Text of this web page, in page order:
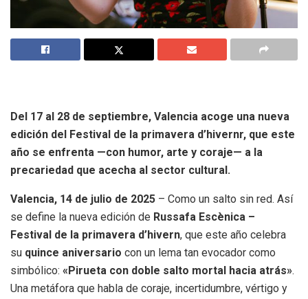
Del 17 al 28 de septiembre, Valencia acoge una nueva
edición del Festival de la primavera d’hivernr, que este
año se enfrenta —con humor, arte y coraje— a la
precariedad que acecha al sector cultural.
Valencia, 14 de julio de 2025 – Como un salto sin red. Así
se define la nueva edición de Russafa Escènica –
Festival de la primavera d’hivern, que este año celebra
su quince aniversario con un lema tan evocador como
simbólico: «Pirueta con doble salto mortal hacia atrás».
Una metáfora que habla de coraje, incertidumbre, vértigo y